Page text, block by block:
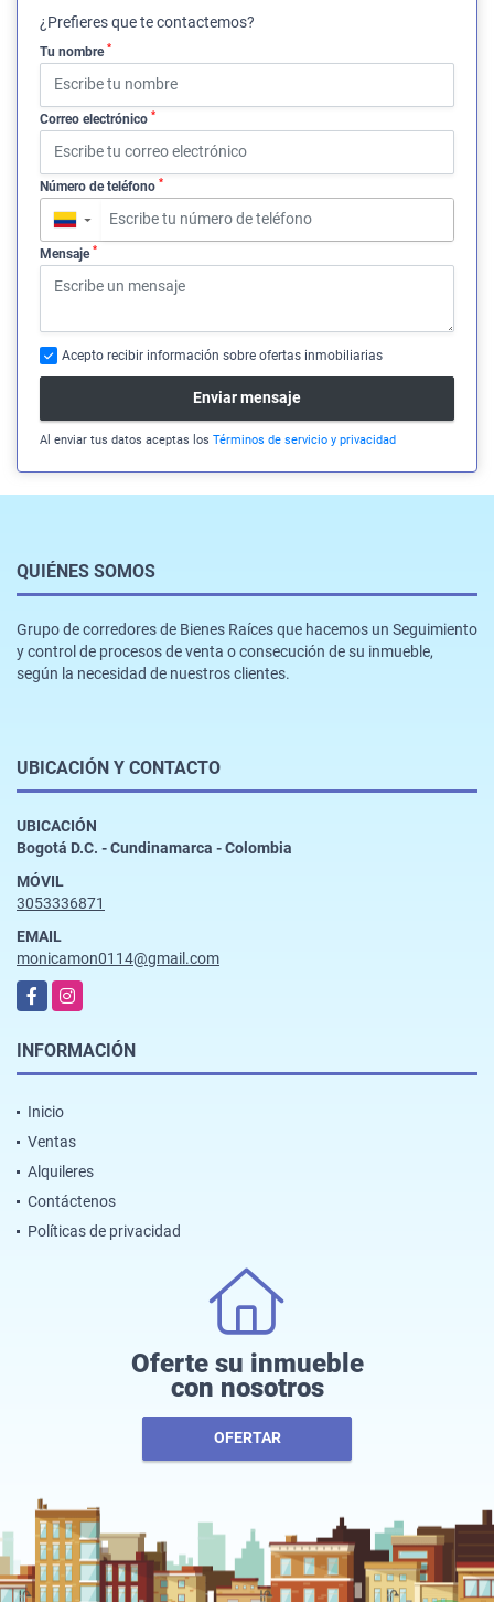
¿Prefieres que te contactemos?
Tu nombre *
Correo electrónico *
Número de teléfono *
▼
Mensaje *
Acepto recibir información sobre ofertas inmobiliarias
Enviar mensaje
Al enviar tus datos aceptas los Términos de servicio y privacidad
QUIÉNES SOMOS
Grupo de corredores de Bienes Raíces que hacemos un Seguimiento
y control de procesos de venta o consecución de su inmueble,
según la necesidad de nuestros clientes.
UBICACIÓN Y CONTACTO
UBICACIÓN
Bogotá D.C. - Cundinamarca - Colombia
MÓVIL
3053336871
EMAIL
monicamon0114@gmail.com
FacebookInstagram
INFORMACIÓN
Inicio
Ventas
Alquileres
Contáctenos
Políticas de privacidad
Oferte su inmueble
con nosotros
OFERTAR